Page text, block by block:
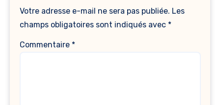
Votre adresse e-mail ne sera pas publiée. Les
champs obligatoires sont indiqués avec *
Commentaire *